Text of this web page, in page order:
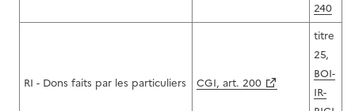
240
RI - Dons faits par les particuliers CGI, art. 200
titre
25,
BOI-
IR-